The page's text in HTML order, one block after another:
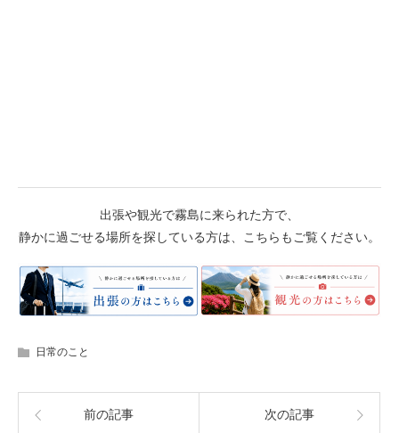
出張や観光で霧島に来られた方で、
静かに過ごせる場所を探している方は、こちらもご覧ください。
日常のこと
前の記事 次の記事